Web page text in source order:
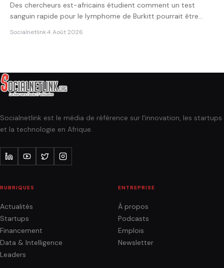
Des chercheurs est-africains étudient comment un test
sanguin rapide pour le lymphome de Burkitt pourrait être
Socialnetlink·4 Août 2026
Socialnetlink est le média de référence sur l'innovation, les startups
et la technologie en Afrique.
RUBRIQUES
Actualités
Startups
Financement
Data & Intelligence
Leaders
ENTREPRISE
À propos
Podcasts
Emplois
Newsletter